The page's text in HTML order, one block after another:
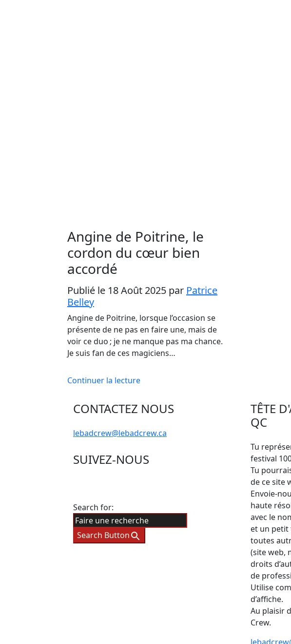
Angine de Poitrine, le
cordon du cœur bien
accordé
Publié le 18 Août 2025 par Patrice
Belley
Angine de Poitrine, lorsque l’occasion se
présente de ne pas en faire une, mais de
voir ce duo ; je ne manque pas ma chance.
Je suis fan de ces magiciens…
Continuer la lecture
CONTACTEZ NOUS
lebadcrew@lebadcrew.ca
SUIVEZ-NOUS
Search for:
Search Button
TÊTE
QC
Tu
festival
Tu
de ce site
Envoie-
haute
avec le
et un petit
toutes
(site web,
droits
de
Utilise
d’affiche.
Au plaisir
Crew.